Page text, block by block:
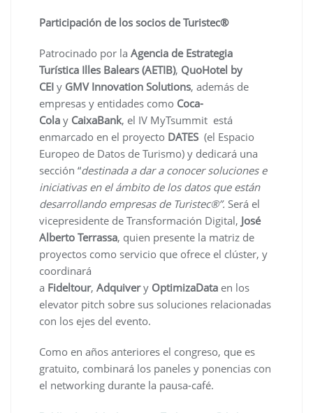
Participación de los socios de Turistec®
Patrocinado por la Agencia de Estrategia
Turística Illes Balears (AETIB), QuoHotel by
CEI y GMV Innovation Solutions, además de
empresas y entidades como Coca-
Cola y CaixaBank, el IV MyTsummit está
enmarcado en el proyecto DATES (el Espacio
Europeo de Datos de Turismo) y dedicará una
sección “destinada a dar a conocer soluciones e
iniciativas en el ámbito de los datos que están
desarrollando empresas de Turistec®”. Será el
vicepresidente de Transformación Digital, José
Alberto Terrassa, quien presente la matriz de
proyectos como servicio que ofrece el clúster, y
coordinará
a Fideltour, Adquivery OptimizaData en los
elevator pitch sobre sus soluciones relacionadas
con los ejes del evento.
Como en años anteriores el congreso, que es
gratuito, combinará los paneles y ponencias con
el networking durante la pausa-café.